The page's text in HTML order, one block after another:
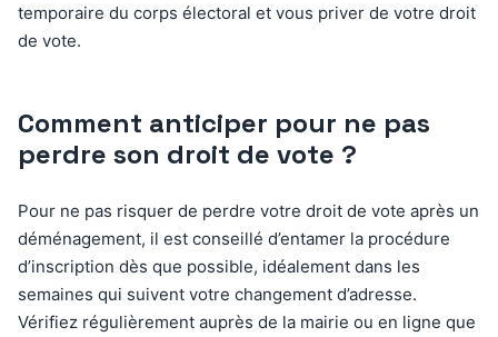
temporaire du corps électoral et vous priver de votre droit
de vote.
Comment anticiper pour ne pas
perdre son droit de vote ?
Pour ne pas risquer de perdre votre droit de vote après un
déménagement, il est conseillé d’entamer la procédure
d’inscription dès que possible, idéalement dans les
semaines qui suivent votre changement d’adresse.
Vérifiez régulièrement auprès de la mairie ou en ligne que